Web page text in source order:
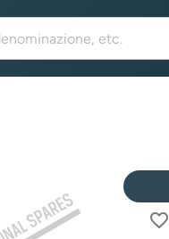
favorite_border